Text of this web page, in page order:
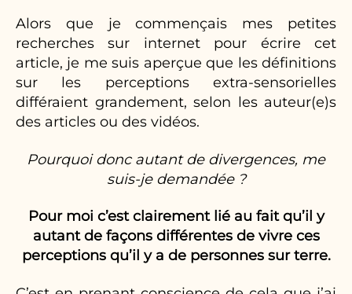
Alors que je commençais mes petites
recherches sur internet pour écrire cet
article, je me suis aperçue que les définitions
sur les perceptions extra-sensorielles
différaient grandement, selon les auteur(e)s
des articles ou des vidéos.
Pourquoi donc autant de divergences, me
suis-je demandée ?
Pour moi c’est clairement lié au fait qu’il y
autant de façons différentes de vivre ces
perceptions qu’il y a de personnes sur terre.